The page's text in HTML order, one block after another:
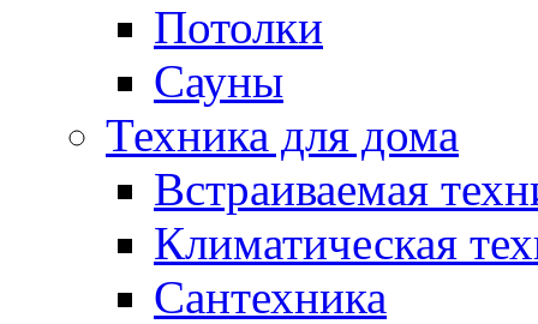
Потолки
Сауны
Техника для дома
Встраиваемая
Климатическая
Сантехника